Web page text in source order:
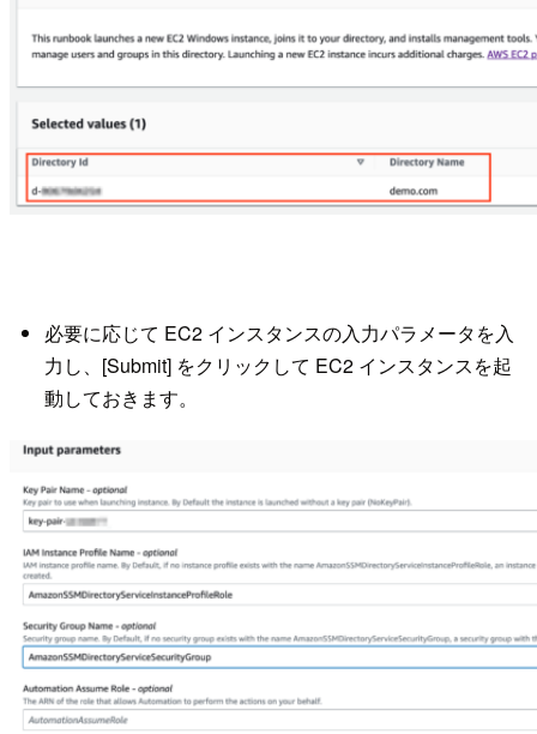
必要に応じて EC2 インスタンスの入力パラメータを入
力し、[Submit] をクリックして EC2 インスタンスを起
動しておきます。